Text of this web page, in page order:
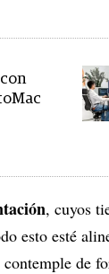
, cuyos
esto esté
de